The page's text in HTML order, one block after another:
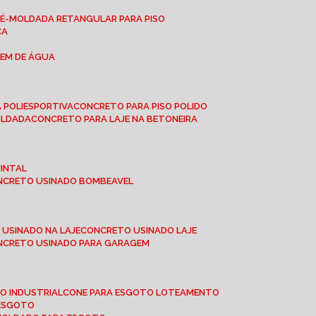
MOLDADA RETANGULAR PARA PISO
DE ÁGUA
POLIESPORTIVA CONCRETO PARA PISO POLIDO
CONCRETO PARA LAJE NA BETONEIRA
USINADO BOMBEAVEL
USINADO NA LAJE CONCRETO USINADO LAJE
USINADO PARA GARAGEM
INDUSTRIAL CONE PARA ESGOTO LOTEAMENTO